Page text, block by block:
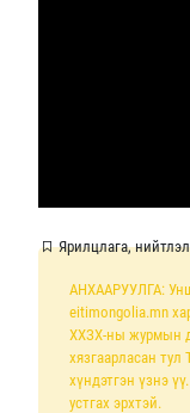
Ярилцлага, нийтлэл
АНХААРУУЛГА:
eitimongolia.mn
ХХЗХ-ны журмын
хязгаарласан тул
хүндэтгэн үзнэ
устгах эрхтэй.